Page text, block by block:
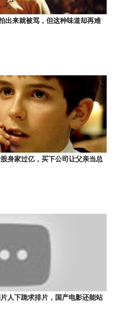
出来就被骂，但这种味道却再难
身家过亿，买下公司让父亲当总
人下跪求排片，国产电影还能站